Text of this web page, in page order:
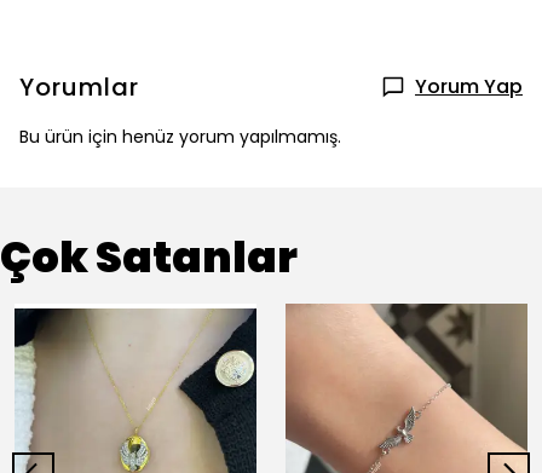
Yorumlar Yorum Yap
Bu ürün için henüz yorum yapılmamış.
Çok Satanlar